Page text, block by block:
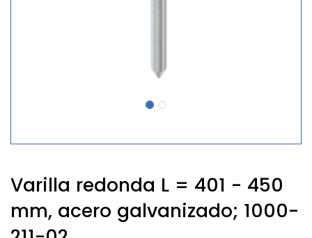
Varilla redonda L = 401 - 450
mm, acero galvanizado; 1000-